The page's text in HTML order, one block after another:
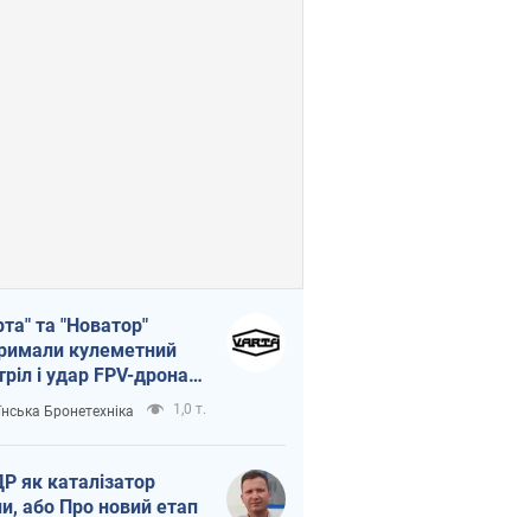
та "Новатор"
кулеметний
і удар FPV-дрона,
життя
ЗСУ
Бронетехніка 1,0 т.
як каталізатор
або Про новий етап